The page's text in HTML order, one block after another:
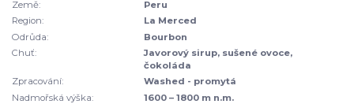
Země:
Peru
Region:
La Merced
Odrůda:
Bourbon
Chuť:
Javorový sirup, sušené ovoce,
čokoláda
Zpracování:
Washed - promytá
Nadmořská výška:
1600 – 1800 m n.m.